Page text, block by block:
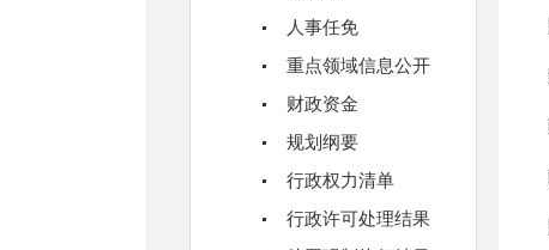
人事任免
重点领域信息公开
财政资金
规划纲要
行政权力清单
行政许可处理结果